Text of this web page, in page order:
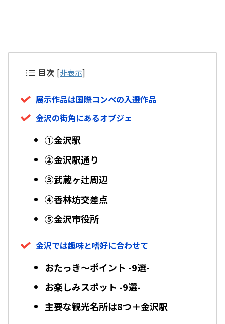
目次 [非表示]
展示作品は国際コンペの入選作品
金沢の街角にあるオブジェ
①金沢駅
②金沢駅通り
③武蔵ヶ辻周辺
④香林坊交差点
⑤金沢市役所
金沢では趣味と嗜好に合わせて
おたっき～ポイント -9選-
お楽しみスポット -9選-
主要な観光名所は8つ＋金沢駅